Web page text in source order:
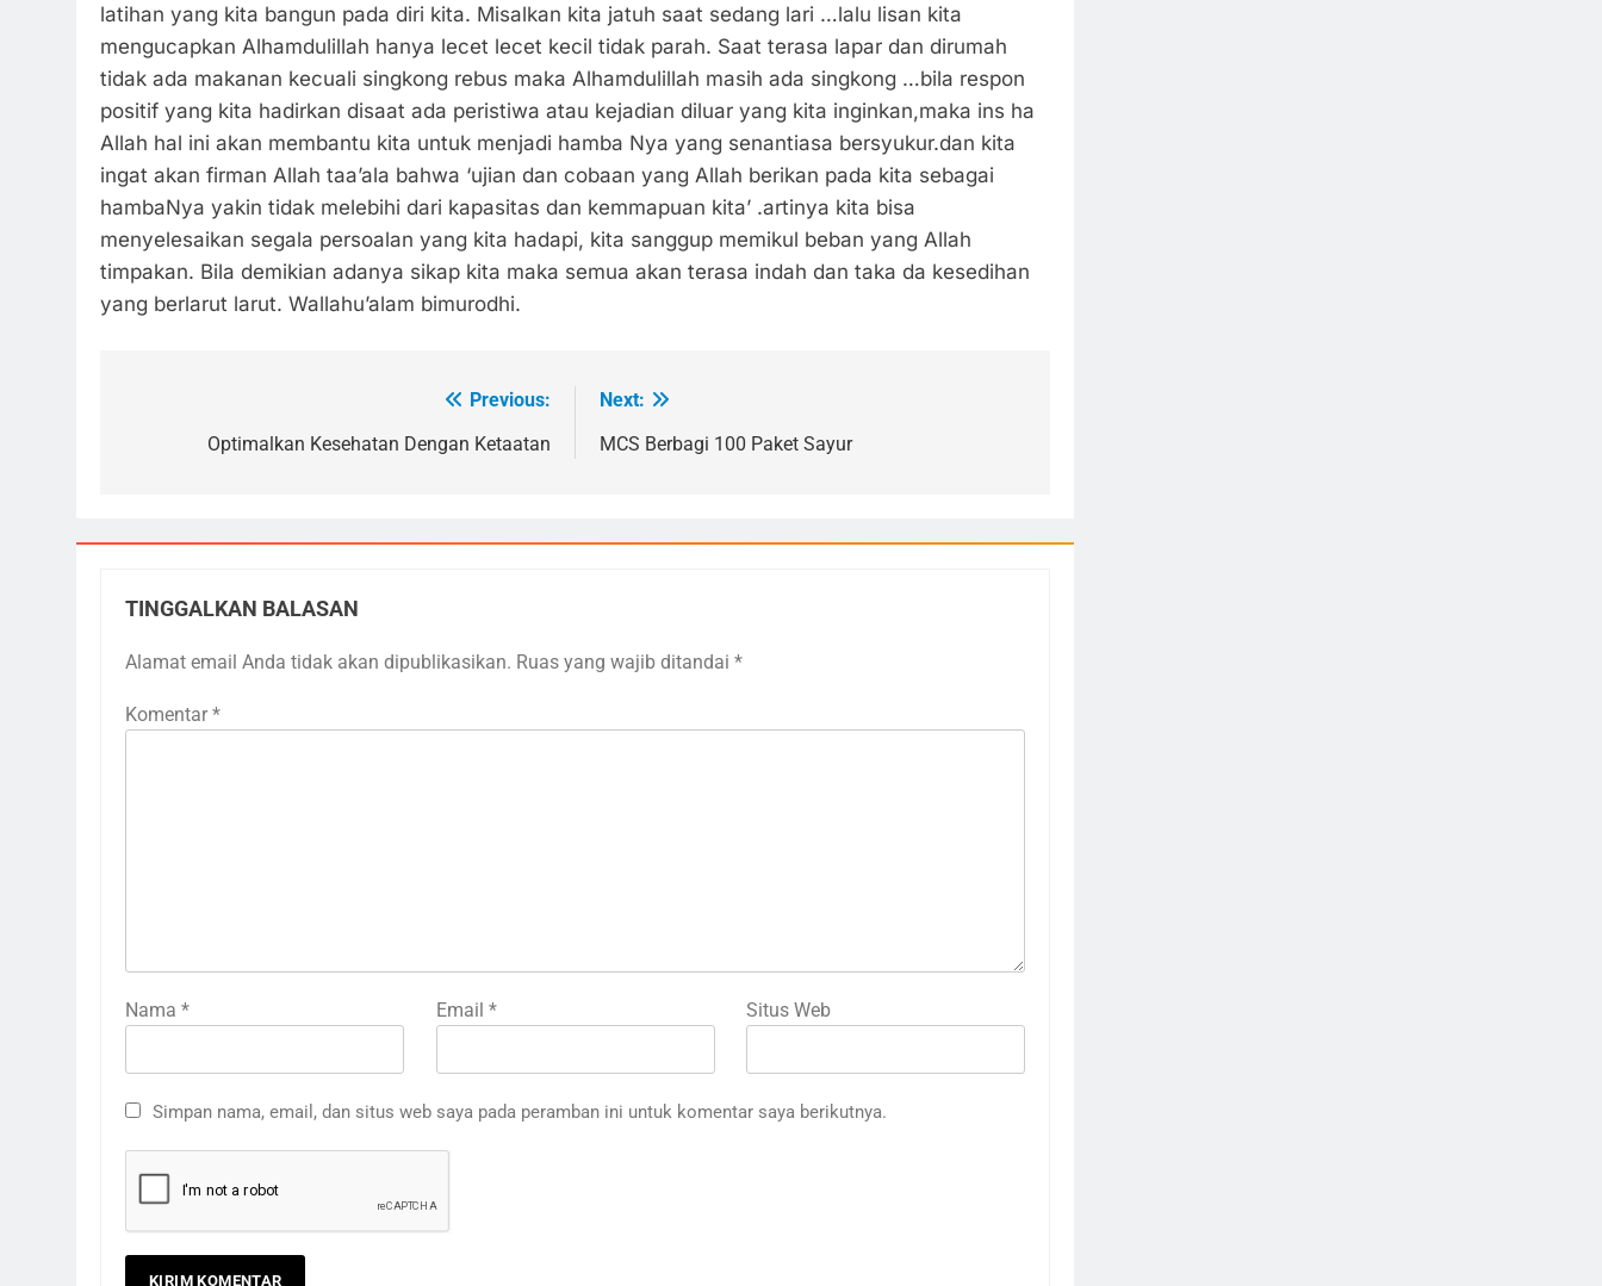
latihan yang kita bangun pada diri kita. Misalkan kita jatuh saat sedang lari …lalu lisan kita
mengucapkan Alhamdulillah hanya lecet lecet kecil tidak parah. Saat terasa lapar dan dirumah
tidak ada makanan kecuali singkong rebus maka Alhamdulillah masih ada singkong …bila respon
positif yang kita hadirkan disaat ada peristiwa atau kejadian diluar yang kita inginkan,maka ins ha
Allah hal ini akan membantu kita untuk menjadi hamba Nya yang senantiasa bersyukur.dan kita
ingat akan firman Allah taa’ala bahwa ‘ujian dan cobaan yang Allah berikan pada kita sebagai
hambaNya yakin tidak melebihi dari kapasitas dan kemmapuan kita’ .artinya kita bisa
menyelesaikan segala persoalan yang kita hadapi, kita sanggup memikul beban yang Allah
timpakan. Bila demikian adanya sikap kita maka semua akan terasa indah dan taka da kesedihan
yang berlarut larut. Wallahu’alam bimurodhi.
Previous:
Optimalkan Kesehatan Dengan Ketaatan
Next:
MCS Berbagi 100 Paket Sayur
TINGGALKAN BALASAN
Alamat email Anda tidak akan dipublikasikan. Ruas yang wajib ditandai *
Komentar *
Nama * Email * Situs Web
Simpan nama, email, dan situs web saya pada peramban ini untuk komentar saya berikutnya.